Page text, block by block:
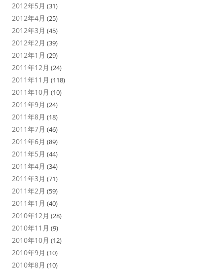
2012年5月 (31)
2012年4月 (25)
2012年3月 (45)
2012年2月 (39)
2012年1月 (29)
2011年12月 (24)
2011年11月 (118)
2011年10月 (10)
2011年9月 (24)
2011年8月 (18)
2011年7月 (46)
2011年6月 (89)
2011年5月 (44)
2011年4月 (34)
2011年3月 (71)
2011年2月 (59)
2011年1月 (40)
2010年12月 (28)
2010年11月 (9)
2010年10月 (12)
2010年9月 (10)
2010年8月 (10)